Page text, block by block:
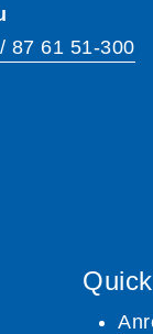
87 61 51-300